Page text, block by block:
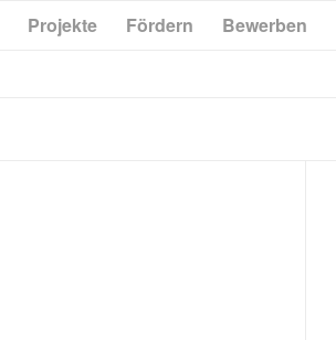
Projekte Fördern Bewerben